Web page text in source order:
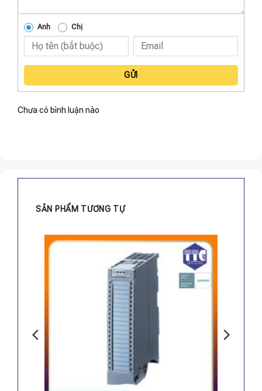
Anh Chị
GỬI
Chưa có bình luận nào
SẢN PHẨM TƯƠNG TỰ